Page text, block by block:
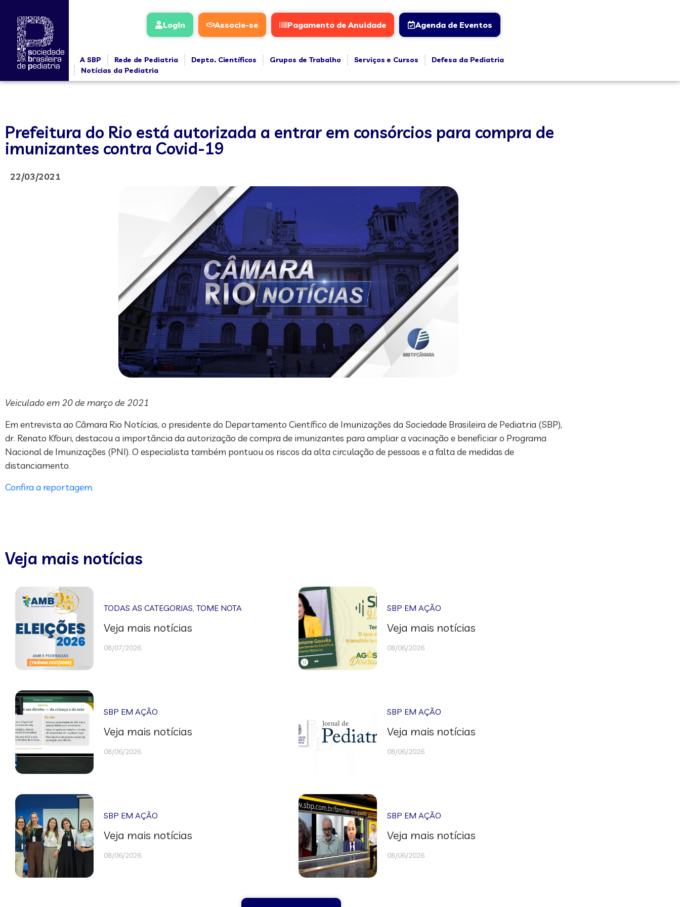
Login Associe-se Pagamento de Anuidade Agenda de Eventos
A SBP Rede de Pediatria Depto. Científicos Grupos de Trabalho Serviços e Cursos
Defesa da Pediatria
Notícias da Pediatria
Prefeitura do Rio está autorizada a entrar em consórcios para compra de
imunizantes contra Covid-19
22/03/2021
Veiculado em 20 de março de 2021
Em entrevista ao Câmara Rio Notícias, o presidente do Departamento Científico de Imunizações da Sociedade Brasileira de Pediatria (SBP),
dr. Renato Kfouri, destacou a importância da autorização de compra de imunizantes para ampliar a vacinação e beneficiar o Programa
Nacional de Imunizações (PNI). O especialista também pontuou os riscos da alta circulação de pessoas e a falta de medidas de
distanciamento.
Confira a reportagem.
Veja mais notícias
TODAS AS CATEGORIAS,TOME NOTA
Veja mais notícias
08/07/2026
SBP EM AÇÃO
Veja mais notícias
08/06/2026
SBP EM AÇÃO
Veja mais notícias
08/06/2026
SBP EM AÇÃO
Veja mais notícias
08/06/2026
SBP EM AÇÃO
Veja mais notícias
08/06/2026
SBP EM AÇÃO
Veja mais notícias
08/06/2026